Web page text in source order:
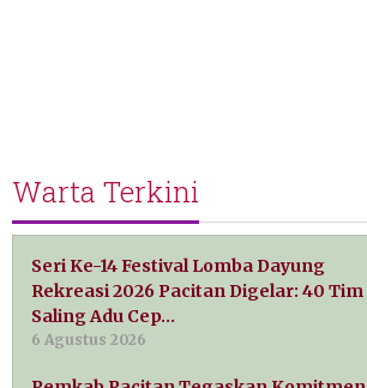
Warta Terkini
Seri Ke-14 Festival Lomba Dayung
Rekreasi 2026 Pacitan Digelar: 40 Tim
Saling Adu Cep…
6 Agustus 2026